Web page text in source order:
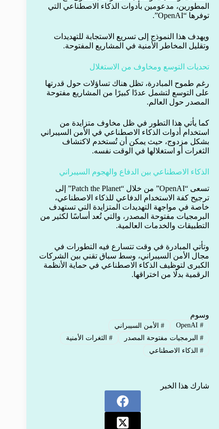
المطورين، مدعومين بأدوات الذكاء الاصطناعي التي
توفرها “OpenAI”.
ويهدف هذا النموذج إلى تسريع الاستجابة للتهديدات
وتقليل المخاطر الأمنية في المشاريع المفتوحة.
تحديات التوسع ومخاوف من الاستغلال
رغم طموح المبادرة، تظل هناك تساؤلات حول قدرتها
على التوسع لتشمل عددًا كبيرًا من المشاريع مفتوحة
المصدر حول العالم.
كما يأتي هذا التطور في ظل مخاوف متزايدة من
استخدام أدوات الذكاء الاصطناعي في الأمن السيبراني
بشكل مزدوج، حيث يمكن أن تُستخدم لاكتشاف
الثغرات أو استغلالها في الوقت نفسه.
الذكاء الاصطناعي بين الدفاع والهجوم السيبراني
تسعى “OpenAI” من خلال “Patch the Planet” إلى
ترجيح كفة الاستخدام الدفاعي للذكاء الاصطناعي،
خاصة في مواجهة التهديدات المتزايدة التي تستهدف
البرمجيات مفتوحة المصدر، والتي تُعد أساسًا لكثير من
التطبيقات والخدمات العالمية.
وتأتي المبادرة في وقت تتسارع فيه التطورات في
مجال الأمن السيبراني، وسط سباق تقني بين الشركات
الكبرى لتوظيف الذكاء الاصطناعي في حماية الأنظمة
الرقمية بدلًا من اختراقها.
وسوم
#
OpenAI
#الأمن السيبراني
#البرمجيات مفتوحة المصدر #الثغرات الأمنية
#الذكاء الاصطناعي
شارك هذا الخبر